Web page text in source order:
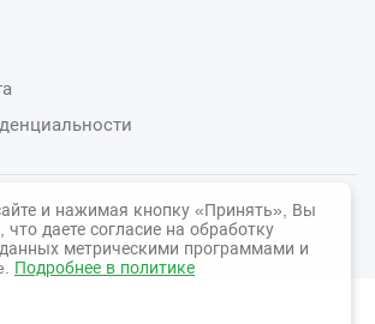
© 2026 СтудСфера
и нажимая кнопку «Принять», Вы
что даете согласие на обработку
метрическими программами и
Подробнее в политике